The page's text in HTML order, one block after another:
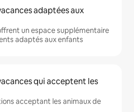
adaptées aux
un espace supplémentaire
adaptés aux enfants
qui acceptent les
acceptant les animaux de